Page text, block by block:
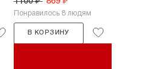
Понравилось 8 людям
В КОРЗИНУ